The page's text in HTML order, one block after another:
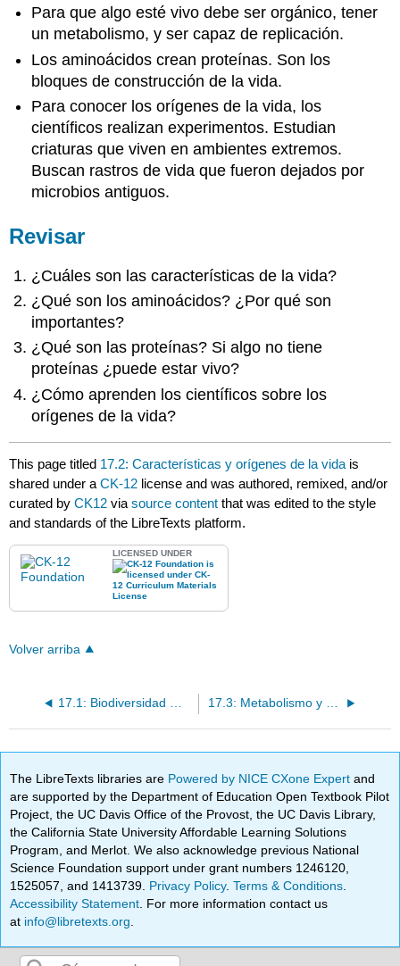
Para que algo esté vivo debe ser orgánico, tener
un metabolismo, y ser capaz de replicación.
Los aminoácidos crean proteínas. Son los
bloques de construcción de la vida.
Para conocer los orígenes de la vida, los
científicos realizan experimentos. Estudian
criaturas que viven en ambientes extremos.
Buscan rastros de vida que fueron dejados por
microbios antiguos.
Revisar
¿Cuáles son las características de la vida?
¿Qué son los aminoácidos? ¿Por qué son
importantes?
¿Qué son las proteínas? Si algo no tiene
proteínas ¿puede estar vivo?
¿Cómo aprenden los científicos sobre los
orígenes de la vida?
This page titled 17.2: Características y orígenes de la vida is
shared under aCK-12 license and was authored, remixed, and/or
curated byCK12 viasource content that was edited to the style
and standards of the LibreTexts platform.
LICENSED UNDER
Volver arriba
17.1: Biodiversidad Moderna 17.3: Metabolismo y Replicación
The LibreTexts libraries are Powered by NICE CXone Expertand
are supported by the Department of Education Open Textbook Pilot
Project, the UC Davis Office of the Provost, the UC Davis Library,
the California State University Affordable Learning Solutions
Program, and Merlot. We also acknowledge previous National
Science Foundation support under grant numbers 1246120,
1525057, and 1413739. Privacy Policy.Terms & Conditions
Accessibility Statement . For more information contact us
at info@libretexts.org